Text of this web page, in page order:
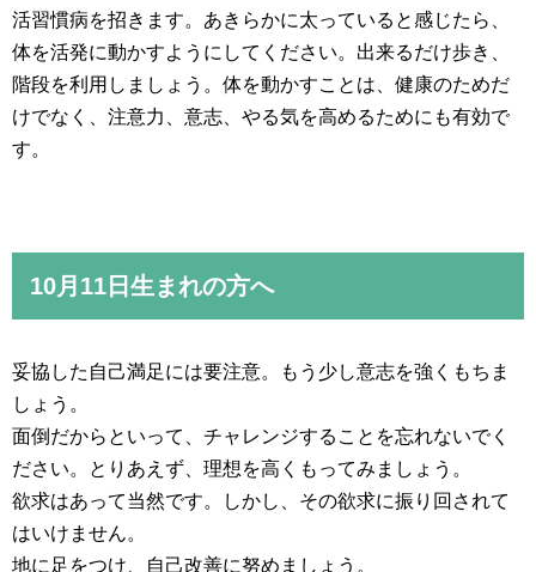
活習慣病を招きます。あきらかに太っていると感じたら、
体を活発に動かすようにしてください。出来るだけ歩き、
階段を利用しましょう。体を動かすことは、健康のためだ
けでなく、注意力、意志、やる気を高めるためにも有効で
す。
10月11日生まれの方へ
妥協した自己満足には要注意。もう少し意志を強くもちま
しょう。
面倒だからといって、チャレンジすることを忘れないでく
ださい。とりあえず、理想を高くもってみましょう。
欲求はあって当然です。しかし、その欲求に振り回されて
はいけません。
地に足をつけ、自己改善に努めましょう。